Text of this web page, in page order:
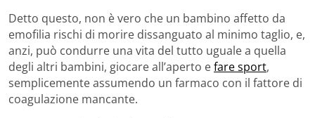
Detto questo, non è vero che un bambino affetto da
emofilia rischi di morire dissanguato al minimo taglio, e,
anzi, può condurre una vita del tutto uguale a quella
degli altri bambini, giocare all’aperto efare sport,
semplicemente assumendo un farmaco con il fattore di
coagulazione mancante.